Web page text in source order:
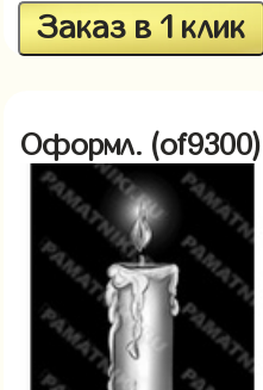
Заказ в 1 клик
Оформл. (of9300)